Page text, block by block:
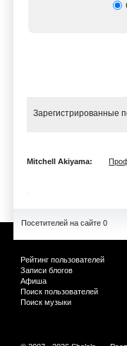
Зарегистрированные
Mitchell Akiyama:
Посетителей на сайте 0
Рейтинг пользователей
Записи блогов
Афиша
Поиск пользователей
Поиск музыки